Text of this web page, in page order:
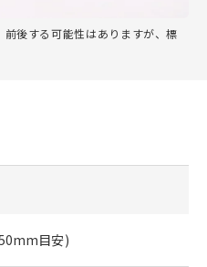
後する可能性はありますが、標
目安)